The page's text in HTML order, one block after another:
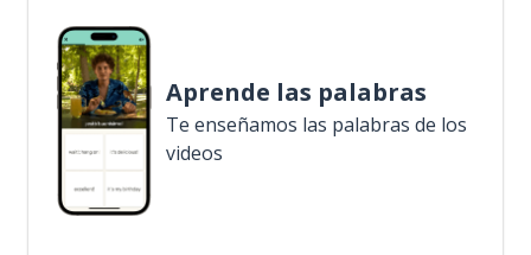
Aprende las palabras
Te enseñamos las palabras de los
videos